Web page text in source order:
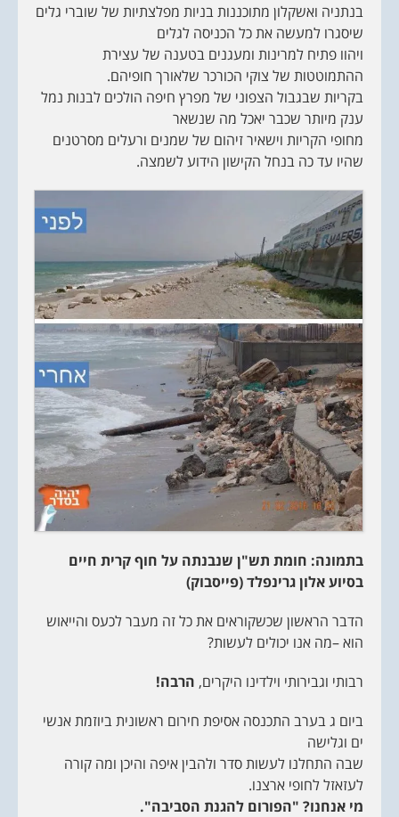
בנתניה ואשקלון מתוכננות בניות מפלצתיות של שוברי גלים
שיסגרו למעשה את כל הכניסה לגלים
ויהוו פתיח למרינות ומעגנים בטענה של עצירת
ההתמוטטות של צוקי הכורכר שלאורך חופיהם.
בקריות שבגבול הצפוני של מפרץ חיפה הולכים לבנות נמל
ענק מיותר שכבר יאכל מה שנשאר
מחופי הקריות וישאיר זיהום של שמנים ורעלים מסרטנים
שהיו עד כה בנחל הקישון הידוע לשמצה.
בתמונה: חומת תש"ן שנבנתה על חוף קרית חיים
בסיוע אלון גרינפלד (פייסבוק)
הדבר הראשון שכשקוראים את כל זה מעבר לכעס והייאוש
הוא –מה אנו יכולים לעשות?
רבותי וגבירותי וילדינו היקרים, הרבה!
ביום ג בערב התכנסה אסיפת חירום ראשונית ביוזמת אנשי
ים וגלישה
שבה התחלנו לעשות סדר ולהבין איפה והיכן ומה קורה
לעזאזל לחופי ארצנו.
מי אנחנו? "הפורום להגנת הסביבה".